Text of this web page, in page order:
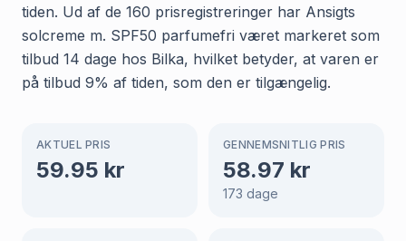
tiden. Ud af de 160 prisregistreringer har Ansigts
solcreme m. SPF50 parfumefri været markeret som
tilbud 14 dage hos Bilka, hvilket betyder, at varen er
på tilbud 9% af tiden, som den er tilgængelig.
AKTUEL PRIS
59.95 kr
GENNEMSNITLIG PRIS
58.97 kr
173 dage